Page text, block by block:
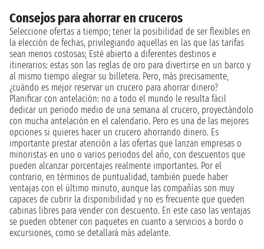
Consejos para ahorrar en cruceros
Seleccione ofertas a tiempo; tener la posibilidad de ser flexibles en
la elección de fechas, privilegiando aquellas en las que las tarifas
sean menos costosas; Esté abierto a diferentes destinos e
itinerarios: estas son las reglas de oro para divertirse en un barco y
al mismo tiempo alegrar su billetera. Pero, más precisamente,
¿cuándo es mejor reservar un crucero para ahorrar dinero?
Planificar con antelación: no a todo el mundo le resulta fácil
dedicar un periodo medio de una semana al crucero, proyectándolo
con mucha antelación en el calendario. Pero es una de las mejores
opciones si quieres hacer un crucero ahorrando dinero. Es
importante prestar atención a las ofertas que lanzan empresas o
minoristas en uno o varios periodos del año, con descuentos que
pueden alcanzar porcentajes realmente importantes. Por el
contrario, en términos de puntualidad, también puede haber
ventajas con el último minuto, aunque las compañías son muy
capaces de cubrir la disponibilidad y no es frecuente que queden
cabinas libres para vender con descuento. En este caso las ventajas
se pueden obtener con paquetes en cuanto a servicios a bordo o
excursiones, como se detallará más adelante.